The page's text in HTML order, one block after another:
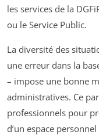
les services de la
ou le Service Public.
La diversité des
une erreur dans la
– impose une bonne
administratives. Ce
professionnels pour
d’un espace